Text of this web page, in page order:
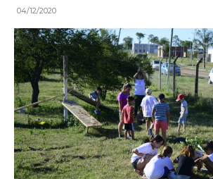
04/12/2020